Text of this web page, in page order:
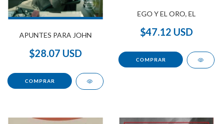
APUNTES PARA JOHN
$28.07 USD
EGO Y EL ORO, EL
$47.12 USD